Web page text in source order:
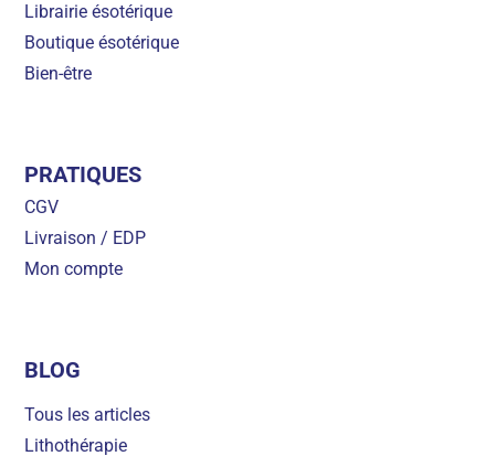
Librairie ésotérique
Boutique ésotérique
Bien-être
PRATIQUES
CGV
Livraison / EDP
Mon compte
BLOG
Tous les articles
Lithothérapie